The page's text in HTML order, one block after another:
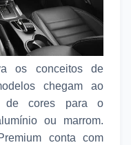
os conceitos de
chegam ao
de cores para o
ou marrom.
conta com